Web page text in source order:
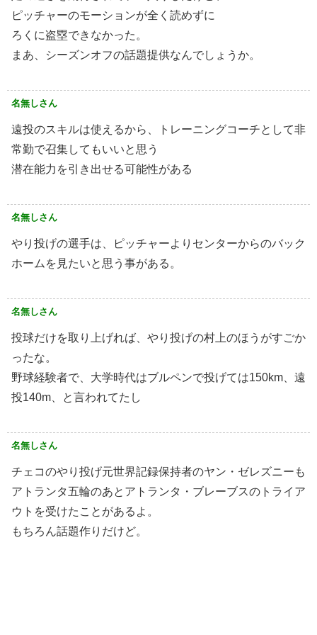
ピッチャーのモーションが全く読めずに
ろくに盗塁できなかった。
まあ、シーズンオフの話題提供なんでしょうか。
名無しさん
遠投のスキルは使えるから、トレーニングコーチとして非
常勤で召集してもいいと思う
潜在能力を引き出せる可能性がある
名無しさん
やり投げの選手は、ピッチャーよりセンターからのバック
ホームを見たいと思う事がある。
名無しさん
投球だけを取り上げれば、やり投げの村上のほうがすごか
ったな。
野球経験者で、大学時代はブルペンで投げては150km、遠
投140m、と言われてたし
名無しさん
チェコのやり投げ元世界記録保持者のヤン・ゼレズニーも
アトランタ五輪のあとアトランタ・ブレーブスのトライア
ウトを受けたことがあるよ。
もちろん話題作りだけど。